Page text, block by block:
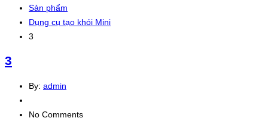
Sản phẩm
Dụng cụ tạo khói Mini
3
3
By: admin
No Comments